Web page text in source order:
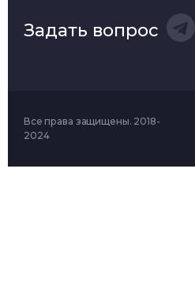
Задать вопрос
Все права защищены. 2018-
2024